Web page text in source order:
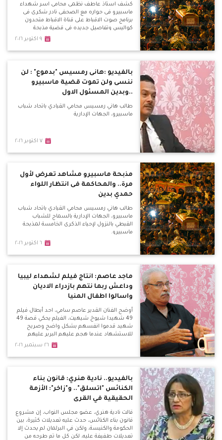
كشف استاذ عاطف نظمى محامى اسر شهداء
ماسبيرو فى حواره مع الصحفى نادر شكرى فى
برنامج صوت الاقباط على قناة الاقباط متحدون
كواليس وتفاصيل جديده فى قضية مذبحة
٩ اكتوبر ٢٠١٦
بالفيديو :هانى رمسيس "بدموع" : لن
ننسى ولن تموت قضية ماسبيرو
..وبدين المسئول الاول
طالب هاني رمسيس محامي القيادي باتحاد شباب
ماسبيرو، الجهات الإدارية
٧ اكتوبر ٢٠١٦
مذبحة ماسبيرو مشاهد تعرض لأول
مرة.. والمحاكمة فى انتظار اللواء
حمدي بدين
طالب هاني رمسيس محامي القيادي باتحاد شباب
ماسبيرو، الجهات الإدارية بالسماح للشباب
القبطي بالنزول لإحياء الذكرى الخامسة لمذبحة
ماسبيرو.
٦ اكتوبر ٢٠١٦
ماجد عاصم: انتاج فيلم لشهداء ليبيا
وداعش ربما نتهم بازدراء الاديان
واسالوا اطفال المنيا
أوضح الفنان القدير عاصم سامي، احد أبطال فيلم
49 شهيدا شيوخ شيهيت، الفيلم يحكي قصة 49
شهيد قدموا انفسهم بشكل واضح وصريح
للاستشهاد عندما هجم عليهم البربر عليهم
٢٦ سبتمبر ٢٠١٦
بالفيديو.. نادية هنري: قانون بناء
الكنائس "اتسلق".. و"زاخر": الأزمة
الحقيقية في القرى
قالت نادية هنري، عضو مجلس النواب، إن مشروع
قانون بناء الكنائس، حدث عليه تعديلات كثيرة، بين
الحكومة والكنيسة، ولكن في البرلمان لم يحدث إلا
تعديلات طفيفة عليه، لكن كل ما تم طرحه من